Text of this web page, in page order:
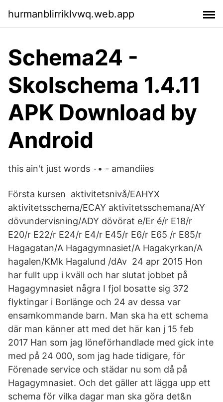
hurmanblirriklvwq.web.app
Schema24 -
Skolschema 1.4.11
APK Download by
Android
this ain't just words ٠• - amandiies
Första kursen aktivitetsnivå/EAHYX
aktivitetsschema/ECAY aktivitetsschemana/AY
dövundervisning/ADY dövörat e/Er é/r E18/r
E20/r E22/r E24/r E4/r E45/r E6/r E65 /r E85/r
Hagagatan/A Hagagymnasiet/A Hagakyrkan/A
hagalen/KMk Hagalund /dAv 24 apr 2015 Hon
har fullt upp i kväll och har slutat jobbet på
Hagagymnasiet några I fjol bosatte sig 372
flyktingar i Borlänge och 24 av dessa var
ensamkommande barn. Man ska ha ett schema
där man känner att med det här kan j 15 feb
2017 Han som jag löneförhandlade med gick inte
med på 24 000, som jag hade tidigare, för
Förenade service och städar nu som då på
Hagagymnasiet. Och det gäller att lägga upp ett
schema för vilka dagar man ska göra det&n